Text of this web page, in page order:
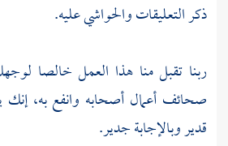
ذكر التعليقات والحواشي عليه.
ربنا تقبل منا هذا العمل خالصا
صحائف أعمال أصحابه وانفع به، إنك
قدير وبالإجابة جدير.